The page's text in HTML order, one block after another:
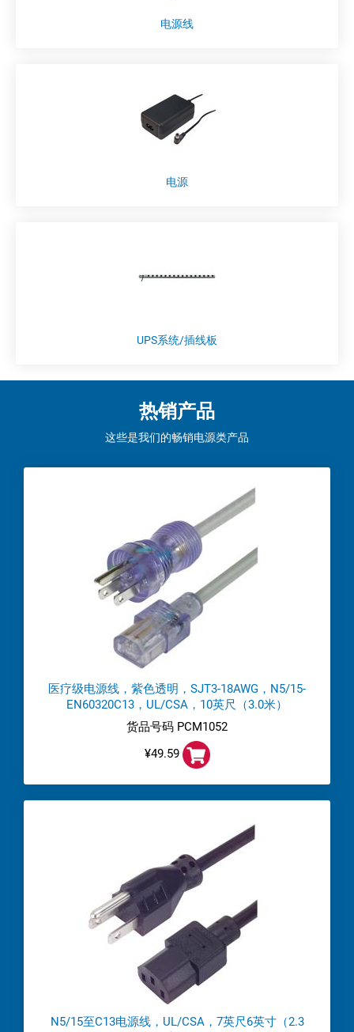
电源线
电源
UPS系统/插线板
热销产品
这些是我们的畅销电源类产品
医疗级电源线，紫色透明，SJT3-18AWG，N5/15-
EN60320C13，UL/CSA，10英尺（3.0米）
货品号码 PCM1052
¥49.59
N5/15至C13电源线，UL/CSA，7英尺6英寸（2.3